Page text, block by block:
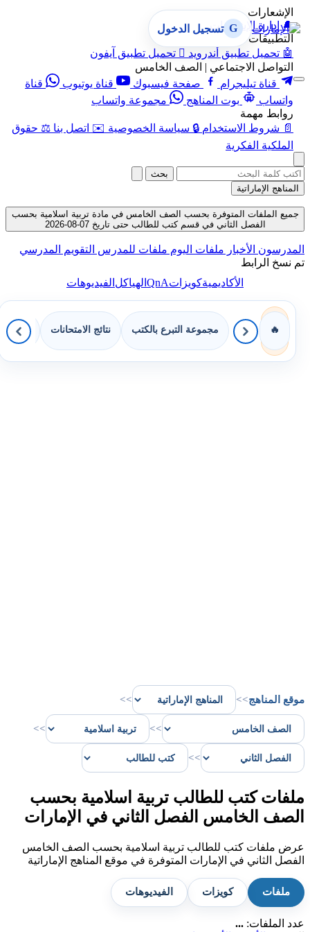
الإشعارات
🔔 إدارة الإشعارات
التطبيقات
🤖 تحميل تطبيق أندرويد  تحميل تطبيق آيفون
التواصل الاجتماعي | الصف الخامس
قناة تيليجرام
صفحة فيسبوك قناة يوتيوب
قناة
واتساب
بوت المناهج
مجموعة واتساب
روابط مهمة
📄 شروط الاستخدام 🔒 سياسة الخصوصية ✉️ اتصل بنا ⚖️ حقوق
الملكية الفكرية
G تسجيل الدخول
بحث
المناهج الإماراتية
جميع الملفات المتوفرة بحسب الصف الخامس في مادة تربية اسلامية بحسب
الفصل الثاني في قسم كتب للطالب حتى تاريخ 07-08-2026
المدرسون الأخبار ملفات اليوم ملفات للمدرس التقويم المدرسي
تم نسخ الرابط
الأكاديميةكويزاتQnAالهياكلالفيديوهات
🔥 مجموعة التبرع بالكتب نتائج الامتحانات
موقع المناهج>>
>>
>>
>>
>>
ملفات كتب للطالب تربية اسلامية بحسب
الصف الخامس الفصل الثاني في الإمارات
عرض ملفات كتب للطالب تربية اسلامية بحسب الصف الخامس
الفصل الثاني في الإمارات المتوفرة في موقع المناهج الإماراتية
ملفات كويزات الفيديوهات
عدد الملفات: ...